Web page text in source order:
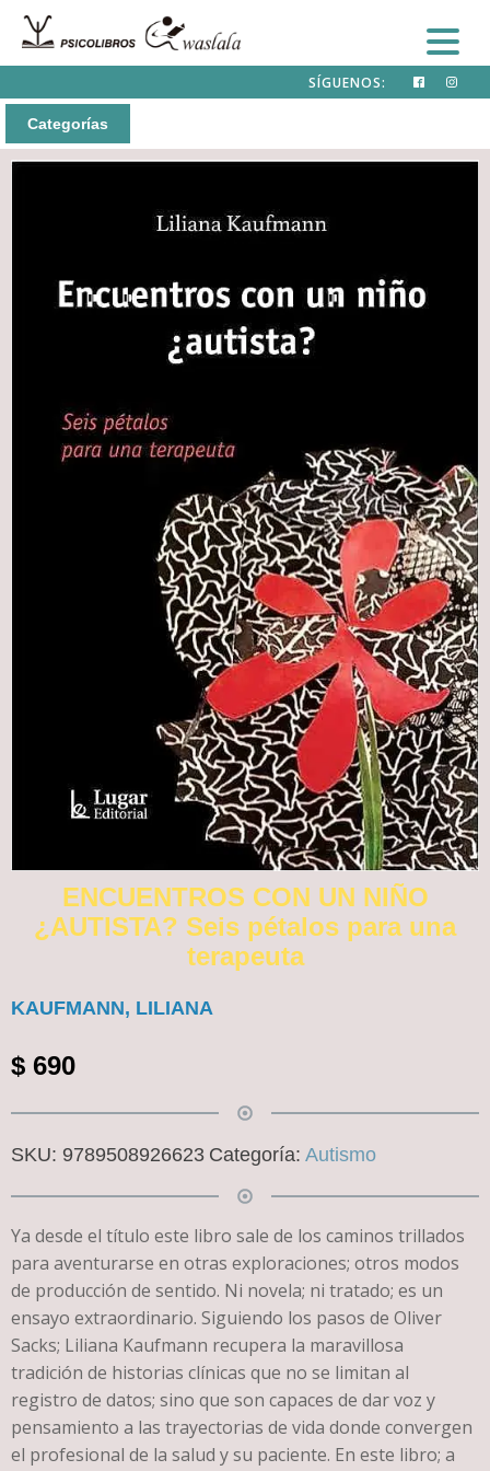
SÍGUENOS:
Categorías
ENCUENTROS CON UN NIÑO
¿AUTISTA? Seis pétalos para una
terapeuta
KAUFMANN, LILIANA
$ 690
SKU: 9789508926623 Categoría: Autismo
Ya desde el título este libro sale de los caminos trillados
para aventurarse en otras exploraciones; otros modos
de producción de sentido. Ni novela; ni tratado; es un
ensayo extraordinario. Siguiendo los pasos de Oliver
Sacks; Liliana Kaufmann recupera la maravillosa
tradición de historias clínicas que no se limitan al
registro de datos; sino que son capaces de dar voz y
pensamiento a las trayectorias de vida donde convergen
el profesional de la salud y su paciente. En este libro; a